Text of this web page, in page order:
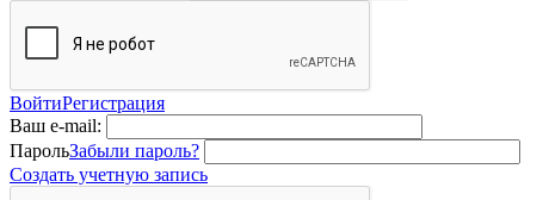
ВойтиРегистрация
Ваш e-mail:
ПарольЗабыли пароль?
Создать учетную запись